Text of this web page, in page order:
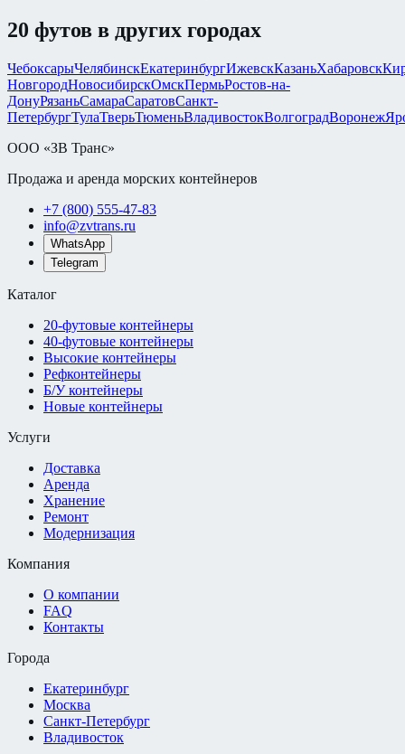
20 футов в других городах
ЧебоксарыЧелябинскЕкатеринбургИжевскКазаньХабаровск
НовгородНовосибирскОмскПермьРостов-на-
ДонуРязаньСамараСаратовСанкт-
ПетербургТулаТверьТюменьВладивостокВолгоградВоронеж
ООО «ЗВ Транс»
Продажа и аренда морских контейнеров
+7 (800) 555-47-83
info@zvtrans.ru
WhatsApp
Telegram
Каталог
20-футовые контейнеры
40-футовые контейнеры
Высокие контейнеры
Рефконтейнеры
Б/У контейнеры
Новые контейнеры
Услуги
Доставка
Аренда
Хранение
Ремонт
Модернизация
Компания
О компании
FAQ
Контакты
Города
Екатеринбург
Москва
Санкт-Петербург
Владивосток